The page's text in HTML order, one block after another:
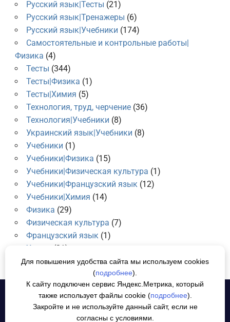
Русский язык|Тесты (21)
Русский язык|Тренажеры (6)
Русский язык|Учебники (174)
Самостоятельные и контрольные работы|
Физика (4)
Тесты (344)
Тесты|Физика (1)
Тесты|Химия (5)
Технология, труд, черчение(36)
Технология|Учебники (8)
Украинский язык|Учебники (8)
Учебники (1)
Учебники|Физика (15)
Учебники|Физическая культура (1)
Учебники|Французский язык(12)
Учебники|Химия (14)
Физика (29)
Физическая культура (7)
Французский язык(1)
Химия
(21)
Политика конфиденциальностиСОГЛАСИЕ НА ОБРАБОТКУ
ПЕРСОНАЛЬНЫХ ДАННЫХ
Для повышения удобства сайта мы используем cookies
(подробнее).
К сайту подключен сервис Яндекс.Метрика, который
также использует файлы cookie (подробнее).
Закройте и не используйте данный сайт, если не
согласны с условиями.